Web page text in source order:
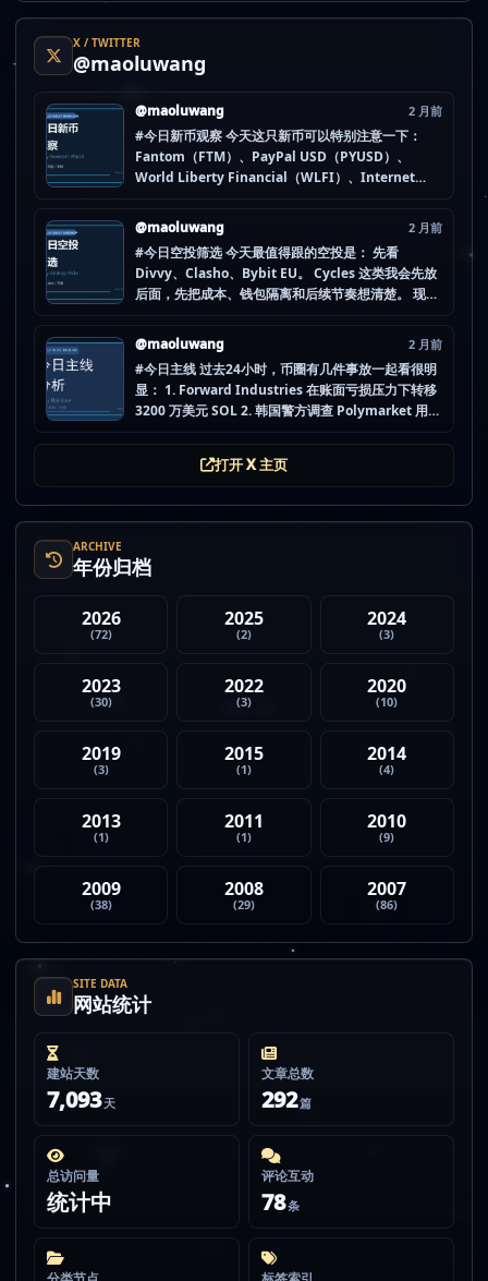
X / TWITTER
@maoluwang
@maoluwang 2 月前
#今日新币观察 今天这只新币可以特别注意一下：
Fantom（FTM）、PayPal USD（PYUSD）、
World Liberty Financial（WLFI）、Internet
而是更像“热度是不是在回流”的样本。 这种时候最怕
把...
@maoluwang 2 月前
#今日空投筛选 今天最值得跟的空投是： 先看
Divvy、Clasho、Bybit EU。 Cycles 这类我会先放
后面，先把成本、钱包隔离和后续节奏想清楚。 现在
都没做扎实。 mao.lu/today-airdrop-selecti… #空
投项目 #...
@maoluwang 2 月前
#今日主线 过去24小时，币圈有几件事放一起看很明
显： 1. Forward Industries 在账面亏损压力下转移
3200 万美元 SOL 2. 韩国警方调查 Polymarket 用户
打开 X 主页
ARCHIVE
年份归档
2026
(72)
2025
(2)
2024
(3)
2023
(30)
2022
(3)
2020
(10)
2019
(3)
2015
(1)
2014
(4)
2013
(1)
2011
(1)
2010
(9)
2009
(38)
2008
(29)
2007
(86)
SITE DATA
网站统计
建站天数
7,093 天
文章总数
292篇
总访问量
统计中
评论互动
78条